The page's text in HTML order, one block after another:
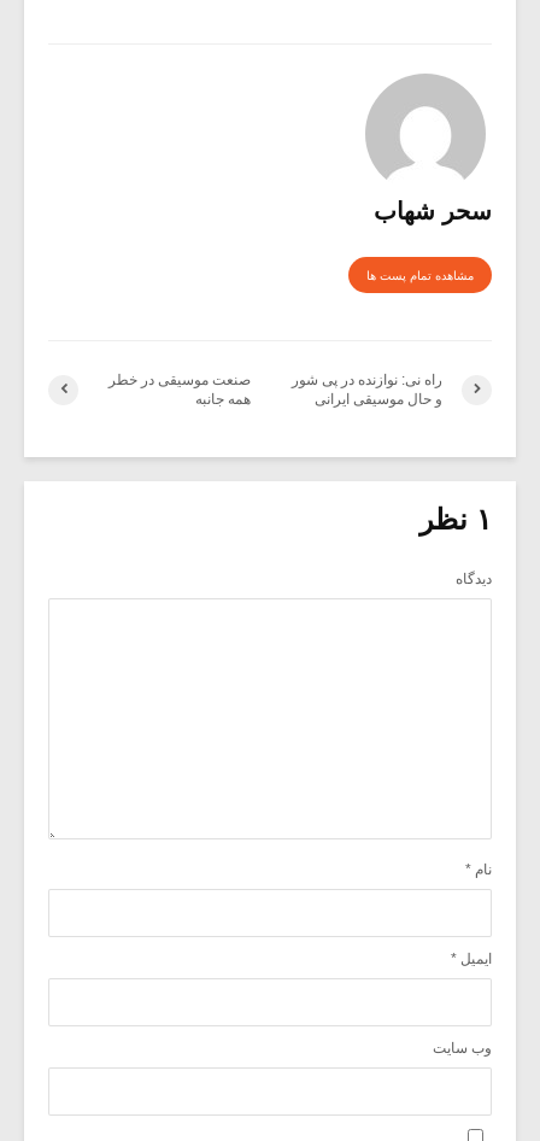
سحر شهاب
مشاهده تمام پست ها
صنعت موسیقی در خطر
همه جانبه
راه نی: نوازنده در پی شور
و حال موسیقی ایرانی
۱ نظر
دیدگاه
نام *
ایمیل *
وب‌ سایت